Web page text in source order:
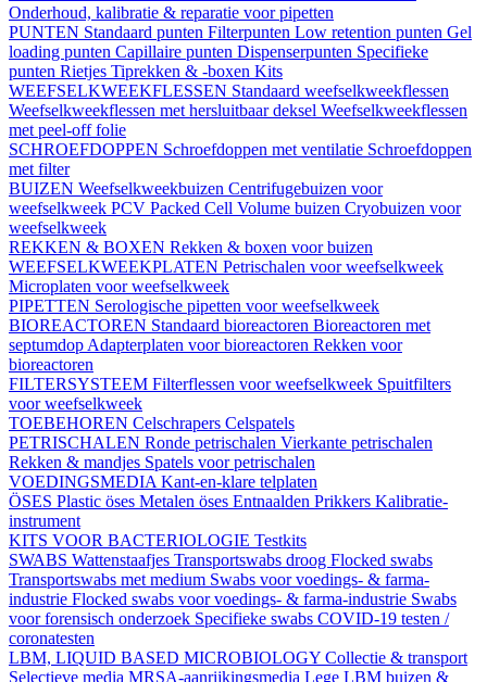
Onderhoud, kalibratie & reparatie voor pipetten
PUNTEN Standaard punten Filterpunten Low retention punten Gel
loading punten Capillaire punten Dispenserpunten Specifieke
punten Rietjes Tiprekken & -boxen Kits
WEEFSELKWEEKFLESSEN Standaard weefselkweekflessen
Weefselkweekflessen met hersluitbaar deksel Weefselkweekflessen
met peel-off folie
SCHROEFDOPPEN Schroefdoppen met ventilatie Schroefdoppen
met filter
BUIZEN Weefselkweekbuizen Centrifugebuizen voor
weefselkweek PCV Packed Cell Volume buizen Cryobuizen voor
weefselkweek
REKKEN & BOXEN Rekken & boxen voor buizen
WEEFSELKWEEKPLATEN Petrischalen voor weefselkweek
Microplaten voor weefselkweek
PIPETTEN Serologische pipetten voor weefselkweek
BIOREACTOREN Standaard bioreactoren Bioreactoren met
septumdop Adapterplaten voor bioreactoren Rekken voor
bioreactoren
FILTERSYSTEEM Filterflessen voor weefselkweek Spuitfilters
voor weefselkweek
TOEBEHOREN Celschrapers Celspatels
PETRISCHALEN Ronde petrischalen Vierkante petrischalen
Rekken & mandjes Spatels voor petrischalen
VOEDINGSMEDIA Kant-en-klare telplaten
ÖSES Plastic öses Metalen öses Entnaalden Prikkers Kalibratie-
instrument
KITS VOOR BACTERIOLOGIE Testkits
SWABS Wattenstaafjes Transportswabs droog Flocked swabs
Transportswabs met medium Swabs voor voedings- & farma-
industrie Flocked swabs voor voedings- & farma-industrie Swabs
voor forensisch onderzoek Specifieke swabs COVID-19 testen /
coronatesten
LBM, LIQUID BASED MICROBIOLOGY Collectie & transport
Selectieve media MRSA-aanrijkingsmedia Lege LBM buizen &